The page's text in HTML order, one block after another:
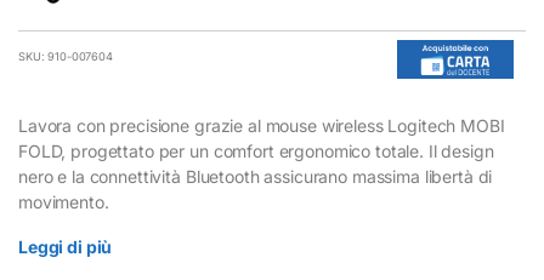
SKU: 910-007604
Lavora con precisione grazie al mouse wireless Logitech MOBI
FOLD, progettato per un comfort ergonomico totale. Il design
nero e la connettività Bluetooth assicurano massima libertà di
movimento.
Leggi di più